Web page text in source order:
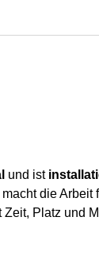
und ist
macht die Arbeit
Platz und